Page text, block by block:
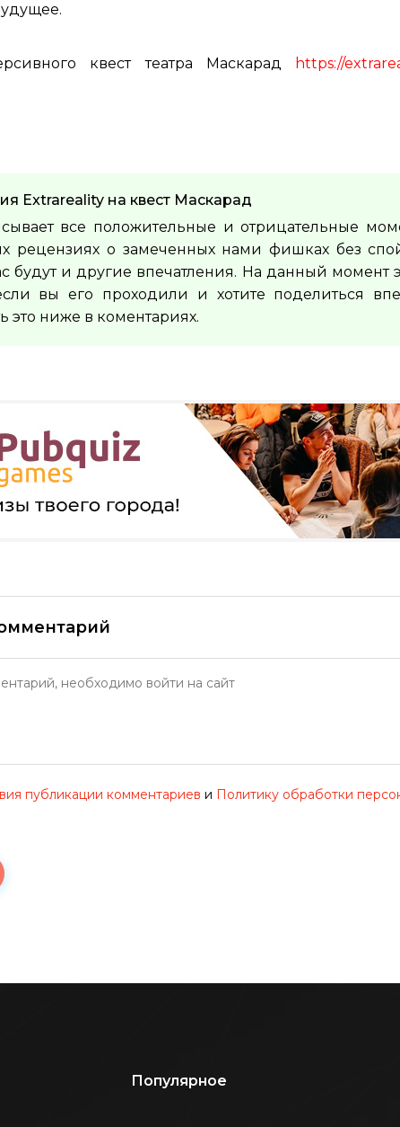
квест театра Маскарад
https://
Extrareality на квест Маскарад
все положительные и отрицательные
рецензиях о замеченных нами фишках без
будут и другие впечатления. На данный момент
вы его проходили и хотите поделиться
это ниже в коментариях.
публикации комментариев и Политику обработки
Популярное